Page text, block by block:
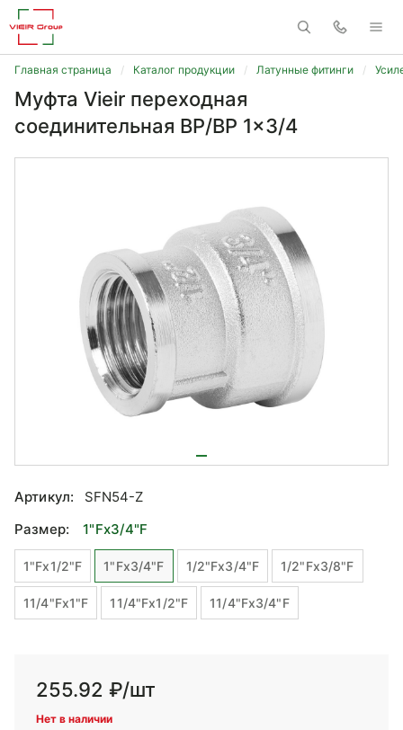
Главная страница Каталог продукции Латунные фитинги
Муфта Vieir переходная
соединительная ВР/ВР 1x3/4
Артикул:
SFN54-Z
Размер:
1"Fx3/4"F
1"Fx1/2"F 1"Fx3/4"F 1/2"Fx3/4"F 1/2"Fx3/8"F
11/4"Fx1"F 11/4"Fx1/2"F 11/4"Fx3/4"F
255.92 ₽/шт
Нет в наличии